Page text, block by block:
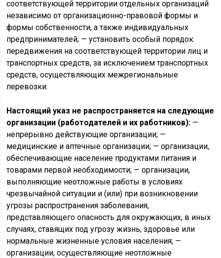
соответствующей территории отдельных организаций
независимо от организационно-правовой формы и
формы собственности, а также индивидуальных
предпринимателей; — установить особый порядок
передвижения на соответствующей территории лиц и
транспортных средств, за исключением транспортных
средств, осуществляющих межрегиональные
перевозки.
Настоящий указ не распространяется на следующие
организации (работодателей и их работников): —
непрерывно действующие организации; —
медицинские и аптечные организации; — организации,
обеспечивающие население продуктами питания и
товарами первой необходимости; — организации,
выполняющие неотложные работы в условиях
чрезвычайной ситуации и (или) при возникновении
угрозы распространения заболевания,
представляющего опасность для окружающих, в иных
случаях, ставящих под угрозу жизнь, здоровье или
нормальные жизненные условия населения; —
организации, осуществляющие неотложные